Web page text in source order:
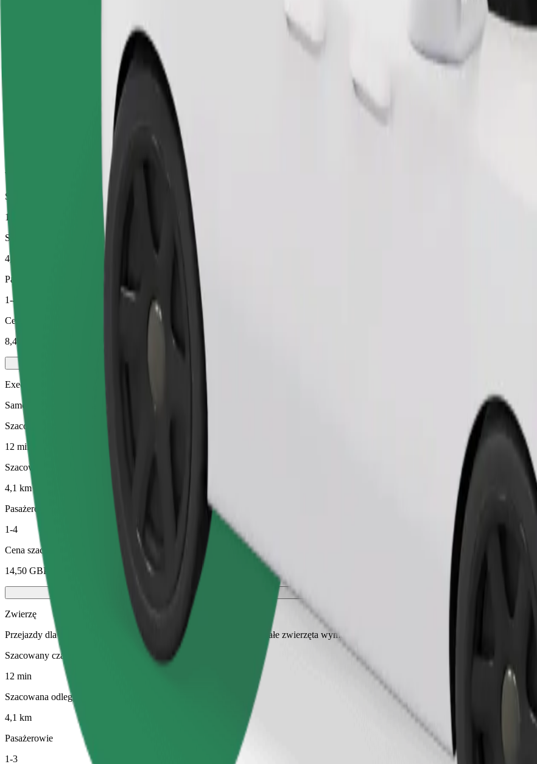
Większe samochody z większą przestrzenią na nogi i bagaż
Szacowany czas podróży
12 min
Szacowana odległość
4,1 km
Pasażerowie
1-4
Cena szacunkowa
8,40 GBP
Executive
Samochody premium średniej wielkości z wysokiej klasy udogodnieniami
Szacowany czas podróży
12 min
Szacowana odległość
4,1 km
Pasażerowie
1-4
Cena szacunkowa
14,50 GBP
Zwierzę
Przejazdy dla Ciebie i Twojego pupila. Psy muszą nosić kaganiec, małe zwierzęta wymagają transportera, a siedzenia muszą być
Szacowany czas podróży
12 min
Szacowana odległość
4,1 km
Pasażerowie
1-3